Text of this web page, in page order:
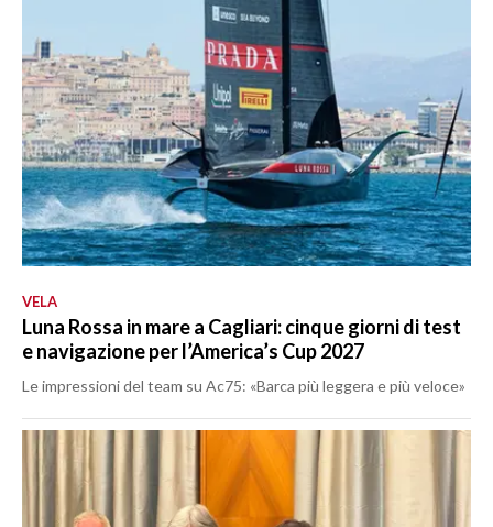
VELA
Luna Rossa in mare a Cagliari: cinque giorni di test
e navigazione per l’America’s Cup 2027
Le impressioni del team su Ac75: «Barca più leggera e più veloce»